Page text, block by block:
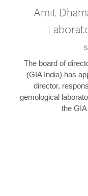
Amit
The board of
(GIA India) has
director,
gemological
the